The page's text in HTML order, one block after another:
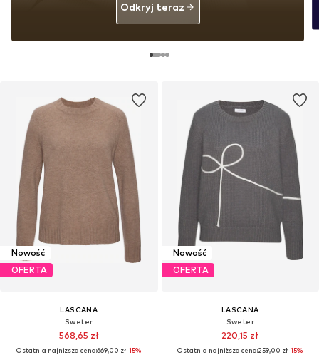
Nowość
OFERTA
LASCANA
Sweter
568,65 zł
Ostatnia najniższa cena:669,00 zł-15%
Nowość
OFERTA
LASCANA
Sweter
220,15 zł
Ostatnia najniższa cena:259,00 zł-15%
Odkryj teraz